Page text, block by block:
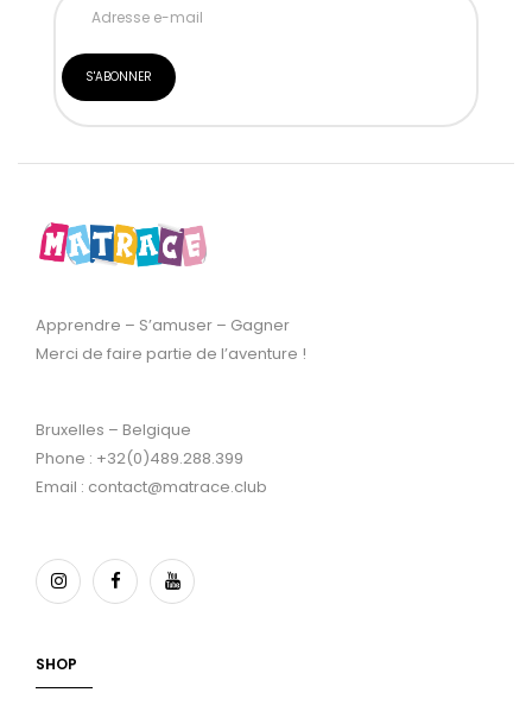
Apprendre – S’amuser – Gagner
Merci de faire partie de l’aventure !
Bruxelles – Belgique
Phone : +32(0)489.288.399
Email : contact@matrace.club
SHOP